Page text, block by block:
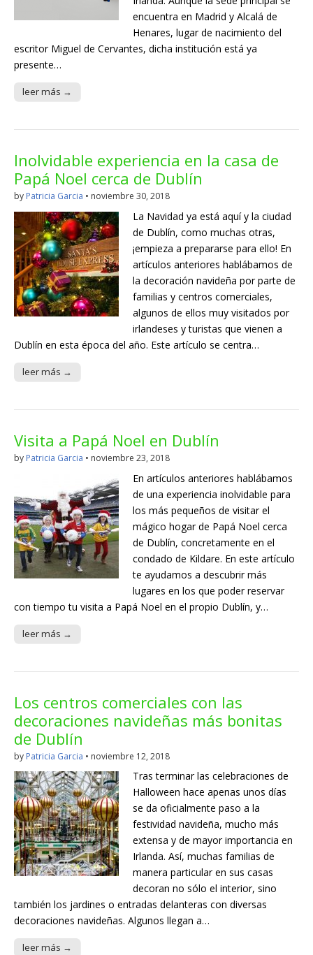
encuentra en Madrid y Alcalá de
Henares, lugar de nacimiento del
escritor Miguel de Cervantes, dicha institución está ya
presente…
leer más →
Inolvidable experiencia en la casa de
Papá Noel cerca de Dublín
by Patricia Garcia • noviembre 30, 2018
La Navidad ya está aquí y la ciudad
de Dublín, como muchas otras,
¡empieza a prepararse para ello! En
artículos anteriores hablábamos de
la decoración navideña por parte de
familias y centros comerciales,
algunos de ellos muy visitados por
irlandeses y turistas que vienen a
Dublín en esta época del año. Este artículo se centra…
leer más →
Visita a Papá Noel en Dublín
by Patricia Garcia • noviembre 23, 2018
En artículos anteriores hablábamos
de una experiencia inolvidable para
los más pequeños de visitar el
mágico hogar de Papá Noel cerca
de Dublín, concretamente en el
condado de Kildare. En este artículo
te ayudamos a descubrir más
lugares en los que poder reservar
con tiempo tu visita a Papá Noel en el propio Dublín, y…
leer más →
Los centros comerciales con las
decoraciones navideñas más bonitas
de Dublín
by Patricia Garcia • noviembre 12, 2018
Tras terminar las celebraciones de
Halloween hace apenas unos días
se da oficialmente paso a la
festividad navideña, mucho más
extensa y de mayor importancia en
Irlanda. Así, muchas familias de
manera particular en sus casas
decoran no sólo el interior, sino
también los jardines o entradas delanteras con diversas
decoraciones navideñas. Algunos llegan a…
leer más →